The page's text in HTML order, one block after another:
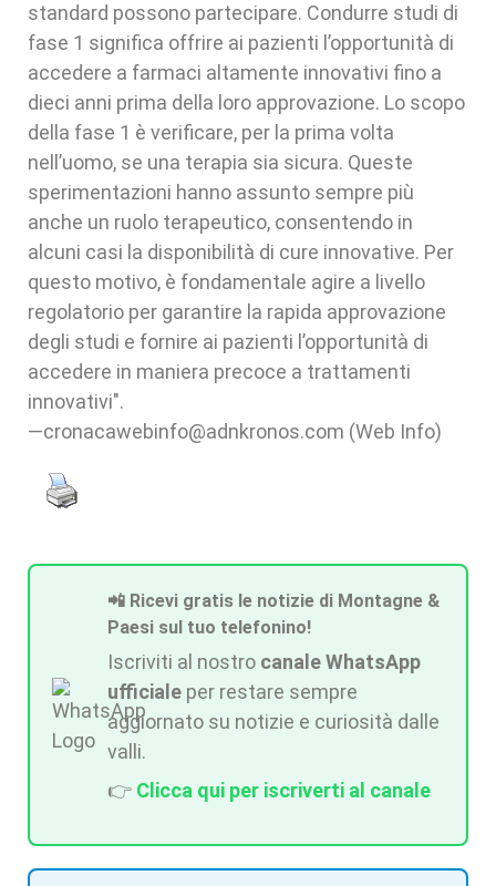
standard possono partecipare. Condurre studi di
fase 1 significa offrire ai pazienti l’opportunità di
accedere a farmaci altamente innovativi fino a
dieci anni prima della loro approvazione. Lo scopo
della fase 1 è verificare, per la prima volta
nell’uomo, se una terapia sia sicura. Queste
sperimentazioni hanno assunto sempre più
anche un ruolo terapeutico, consentendo in
alcuni casi la disponibilità di cure innovative. Per
questo motivo, è fondamentale agire a livello
regolatorio per garantire la rapida approvazione
degli studi e fornire ai pazienti l’opportunità di
accedere in maniera precoce a trattamenti
innovativi".
—cronacawebinfo@adnkronos.com (Web Info)
📲 Ricevi gratis le notizie di Montagne &
Paesi sul tuo telefonino!
Iscriviti al nostro canale WhatsApp
ufficiale per restare sempre
aggiornato su notizie e curiosità dalle
valli.
👉 Clicca qui per iscriverti al canale